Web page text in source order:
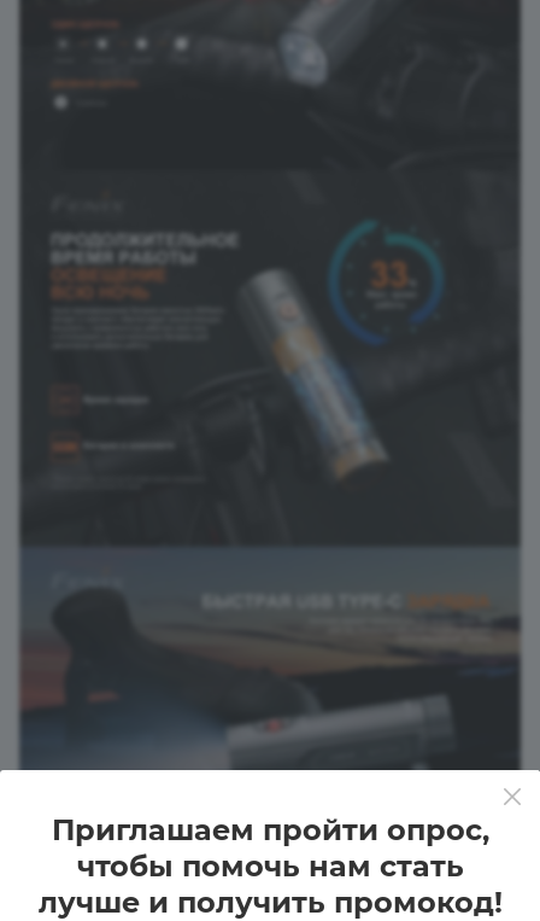
Приглашаем пройти опрос,
чтобы помочь нам стать
лучше и получить промокод!